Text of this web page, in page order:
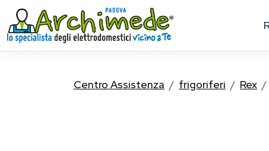
Centro Assistenza frigoriferi Rex